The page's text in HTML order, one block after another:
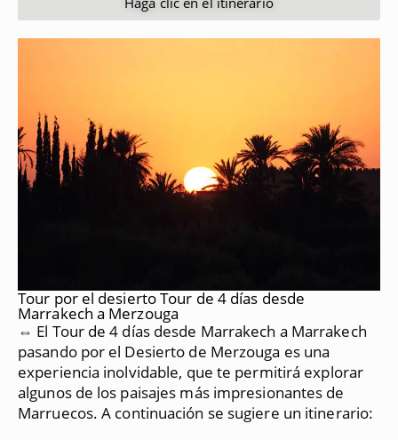
Tour por el desierto Tour de 4 días desde
Marrakech a Merzouga
⇔ El Tour de 4 días desde Marrakech a Marrakech
pasando por el Desierto de Merzouga es una
experiencia inolvidable, que te permitirá explorar
algunos de los paisajes más impresionantes de
Marruecos. A continuación se sugiere un itinerario: